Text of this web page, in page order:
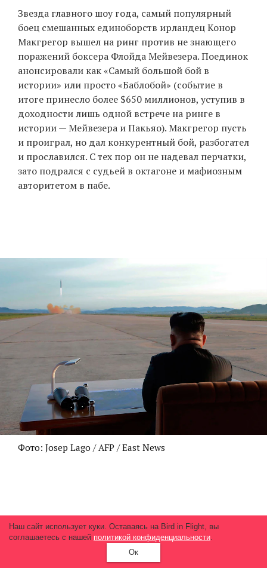
Звезда главного шоу года, самый популярный
боец смешанных единоборств ирландец Конор
Макгрегор вышел на ринг против не знающего
поражений боксера Флойда Мейвезера. Поединок
анонсировали как «Самый большой бой в
истории» или просто «Баблобой» (событие в
итоге принесло более $650 миллионов, уступив в
доходности лишь одной встрече на ринге в
истории — Мейвезера и Пакьяо). Макгрегор пусть
и проиграл, но дал конкурентный бой, разбогател
и прославился. С тех пор он не надевал перчатки,
зато подрался с судьей в октагоне и мафиозным
авторитетом в пабе.
Фото: Josep Lago / AFP / East News
М
Наш сайт использует куки. Оставаясь на Bird in Flight, вы
соглашаетесь с нашей политикой конфиденциальности.
Ок